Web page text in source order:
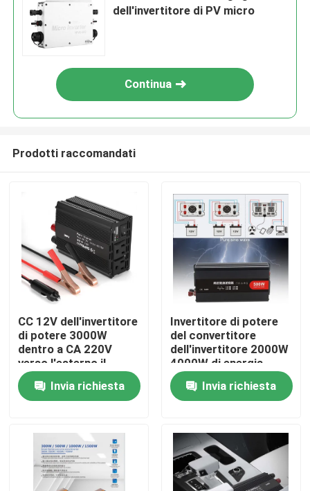
Casa
Chi siamo
Contatti
dell'invertitore di PV micro
Continua
Prodotti raccomandati
CC 12V dell'invertitore
di potere 3000W
dentro a CA 220V
verso l'esterno il
convertitore
modificato della
sinusoide
Invia richiesta
Invertitore di potere
del convertitore
dell'invertitore 2000W
4000W di energia
solare per
l'automobile con
telecomando
Invia richiesta